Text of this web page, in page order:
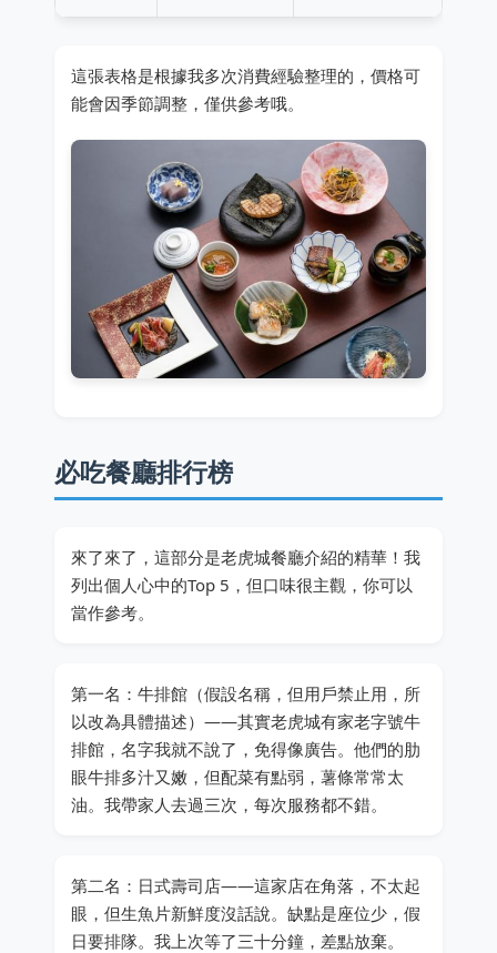
這張表格是根據我多次消費經驗整理的，價格可
能會因季節調整，僅供參考哦。
必吃餐廳排行榜
來了來了，這部分是老虎城餐廳介紹的精華！我
列出個人心中的Top 5，但口味很主觀，你可以
當作參考。
第一名：牛排館（假設名稱，但用戶禁止用，所
以改為具體描述）——其實老虎城有家老字號牛
排館，名字我就不說了，免得像廣告。他們的肋
眼牛排多汁又嫩，但配菜有點弱，薯條常常太
油。我帶家人去過三次，每次服務都不錯。
第二名：日式壽司店——這家店在角落，不太起
眼，但生魚片新鮮度沒話說。缺點是座位少，假
日要排隊。我上次等了三十分鐘，差點放棄。